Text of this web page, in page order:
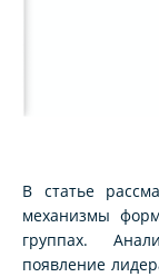
В статье
механизмы
группах.
появление